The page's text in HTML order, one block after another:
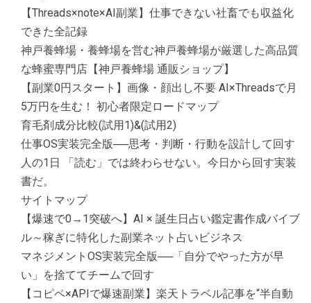
【Threads×note×AI副業】仕事できない社畜でも収益化
できた全記録
神戸養蜂場・養蜂場を営む神戸養蜂場が厳選した高品質
な蜂蜜専門店【神戸養蜂場 通販ショップ】
【副業0円スタート】画像・顔出し不要 AI×Threadsで月
5万円を生む！ 初心者限定ロードマップ
育毛剤成分比較(試用1)&(試用2)
仕事OS実装完全版──思考・判断・行動を設計して回す
人の1日 「読む」では終わらせない。今日から回す実装
書だ。
サイトマップ
【爆速で0→1突破へ】AI × 誕生日占い鑑定書作成バイブ
ル～稼ぎに特化した副業ネット占いビジネス
マネジメントOS実装完全版──「自分でやった方が早
い」を捨ててチームで回す
【コピペ×APIで爆速副業】楽天トラベル記事を“半自動